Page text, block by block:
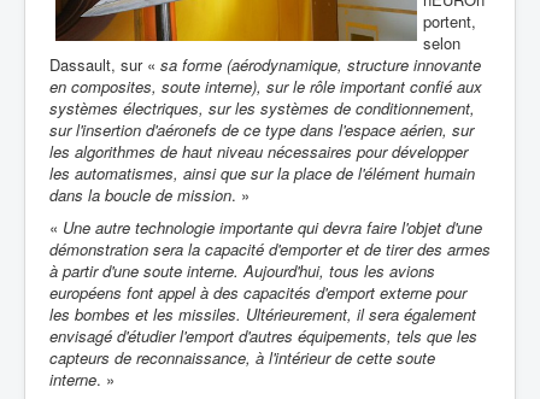
portent,
selon
Dassault, sur « sa forme (aérodynamique, structure innovante
en composites, soute interne), sur le rôle important confié aux
systèmes électriques, sur les systèmes de conditionnement,
sur l'insertion d'aéronefs de ce type dans l'espace aérien, sur
les algorithmes de haut niveau nécessaires pour développer
les automatismes, ainsi que sur la place de l'élément humain
dans la boucle de mission. »
« Une autre technologie importante qui devra faire l'objet d'une
démonstration sera la capacité d'emporter et de tirer des armes
à partir d'une soute interne. Aujourd'hui, tous les avions
européens font appel à des capacités d'emport externe pour
les bombes et les missiles. Ultérieurement, il sera également
envisagé d'étudier l'emport d'autres équipements, tels que les
capteurs de reconnaissance, à l'intérieur de cette soute
interne. »